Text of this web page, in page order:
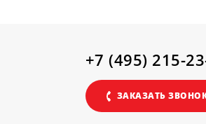
+7 (495) 215-
ЗАКАЗАТЬ